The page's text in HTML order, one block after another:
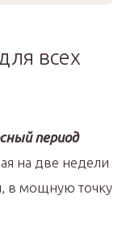
всех
период
на две недели
в мощную точку